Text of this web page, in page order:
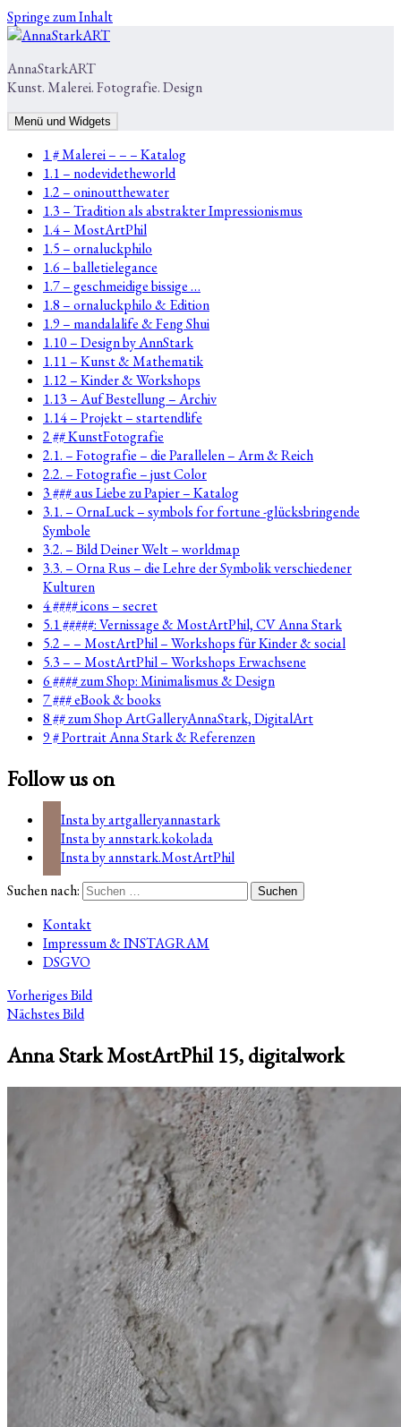
Springe zum Inhalt
AnnaStarkART
Kunst. Malerei. Fotografie. Design
Menü und Widgets
1 # Malerei – – – Katalog
1.1 – nodevidetheworld
1.2 – oninoutthewater
1.3 – Tradition als abstrakter Impressionismus
1.4 – MostArtPhil
1.5 – ornaluckphilo
1.6 – balletielegance
1.7 – geschmeidige bissige …
1.8 – ornaluckphilo & Edition
1.9 – mandalalife & Feng Shui
1.10 – Design by AnnStark
1.11 – Kunst & Mathematik
1.12 – Kinder & Workshops
1.13 – Auf Bestellung – Archiv
1.14 – Projekt – startendlife
2 ## KunstFotografie
2.1. – Fotografie – die Parallelen – Arm & Reich
2.2. – Fotografie – just Color
3 ### aus Liebe zu Papier – Katalog
3.1. – OrnaLuck – symbols for fortune -glücksbringende
Symbole
3.2. – Bild Deiner Welt – worldmap
3.3. – Orna Rus – die Lehre der Symbolik verschiedener
Kulturen
4 #### icons – secret
5.1 #####: Vernissage & MostArtPhil, CV Anna Stark
5.2 – – MostArtPhil – Workshops für Kinder & social
5.3 – – MostArtPhil – Workshops Erwachsene
6 #### zum Shop: Minimalismus & Design
7 ### eBook & books
8 ## zum Shop ArtGalleryAnnaStark, DigitalArt
9 # Portrait Anna Stark & Referenzen
Follow us on
Insta by artgalleryannastark
Insta by annstark.kokolada
Insta by annstark.MostArtPhil
Suchen nach:
Kontakt
Impressum & INSTAGRAM
DSGVO
Vorheriges Bild
Nächstes Bild
Anna Stark MostArtPhil 15, digitalwork